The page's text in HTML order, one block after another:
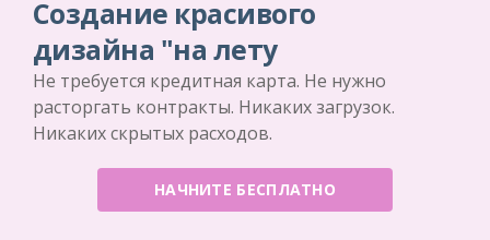
Создание красивого
дизайна "на лету
Не требуется кредитная карта. Не нужно
расторгать контракты. Никаких загрузок.
Никаких скрытых расходов.
НАЧНИТЕ БЕСПЛАТНО